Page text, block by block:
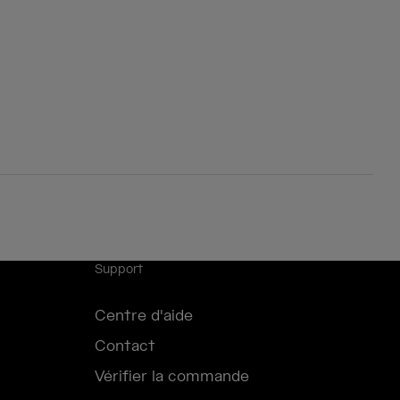
Support
Centre d'aide
Contact
Vérifier la commande